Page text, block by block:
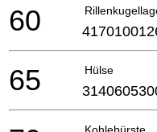
60
Hülse
65